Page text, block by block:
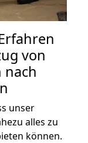
von
nach
unser
alles zu
können.